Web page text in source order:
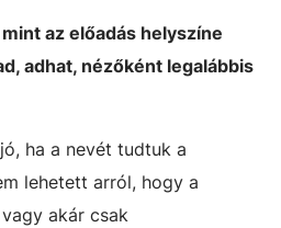
az előadás helyszíne
adhat, nézőként legalábbis
ha a nevét tudtuk a
lehetett arról, hogy a
akár csak